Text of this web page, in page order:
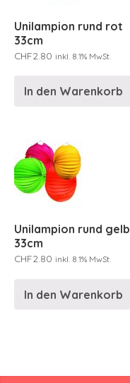
Unilampion rund rot
33cm
CHF2.80 inkl. 8.1% MwSt.
In den Warenkorb
Unilampion rund gelb
33cm
CHF2.80 inkl. 8.1% MwSt.
In den Warenkorb